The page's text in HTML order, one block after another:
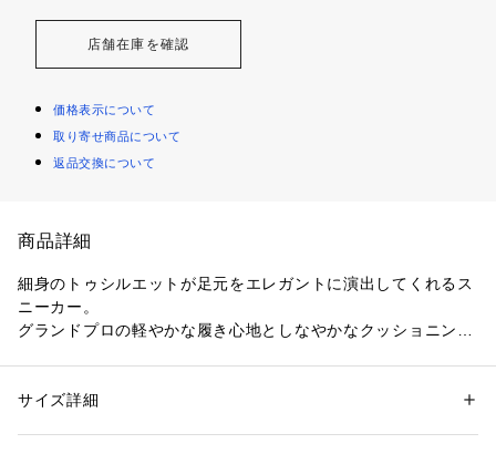
店舗在庫を確認
価格表示について
取り寄せ商品について
返品交換について
商品詳細
細身のトゥシルエットが足元をエレガントに演出してくれるス
ニーカー。
グランドプロの軽やかな履き心地としなやかなクッショニング
プしてくれる1足。
性別：レディース
素材：牛革
サイズ詳細